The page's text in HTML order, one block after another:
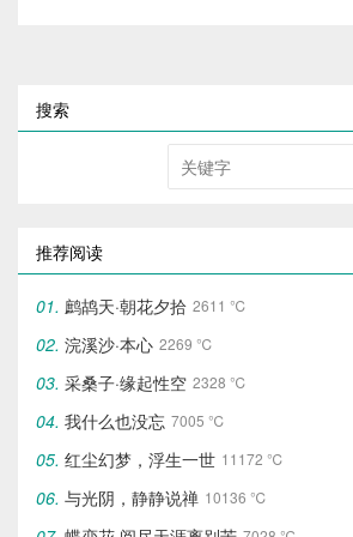
搜索
推荐阅读
鹧鸪天·朝花夕拾 2611 ℃
浣溪沙·本心 2269 ℃
采桑子·缘起性空 2328 ℃
我什么也没忘 7005 ℃
红尘幻梦，浮生一世 11172 ℃
与光阴，静静说禅 10136 ℃